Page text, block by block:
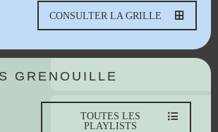
CONSULTER LA GRILLE
GRENOUILLE
TOUTES LES
PLAYLISTS